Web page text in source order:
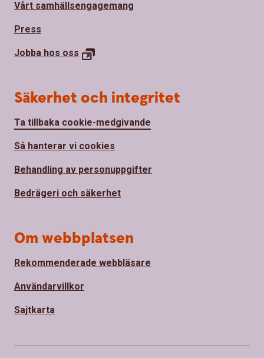
Vårt samhällsengagemang
Press
Jobba hos oss
Säkerhet och integritet
Ta tillbaka cookie-medgivande
Så hanterar vi cookies
Behandling av personuppgifter
Bedrägeri och säkerhet
Om webbplatsen
Rekommenderade webbläsare
Användarvillkor
Sajtkarta